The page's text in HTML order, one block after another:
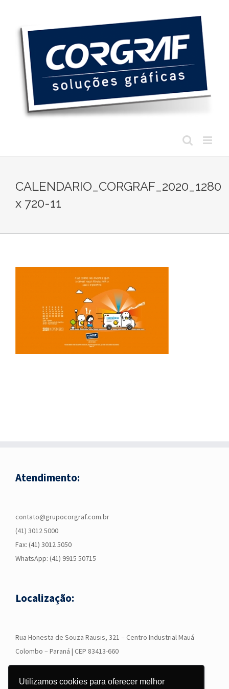
Utilizamos cookies para oferecer melhor
conteúdo
CALENDARIO_CORGRAF_2020_1280
x 720-11
Atendimento:
contato@grupocorgraf.com.br
(41) 3012 5000
Fax: (41) 3012 5050
WhatsApp: (41) 9915 50715
Localização:
Rua Honesta de Souza Rausis, 321 – Centro Industrial Mauá
Colombo – Paraná | CEP 83413-660